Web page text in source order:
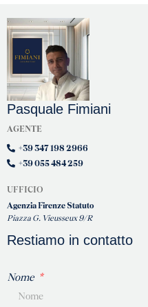
Pasquale Fimiani
AGENTE
+39 347 198 2966
+39 055 484 259
UFFICIO
Agenzia Firenze Statuto
Piazza G. Vieusseux 9/R
Restiamo in contatto
Nome